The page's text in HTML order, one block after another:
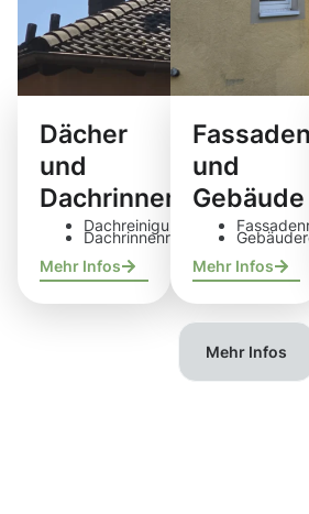
Dächer
und
Dachrinnen
Dachreinigung
Dachrinnenreinigung
Mehr Infos
Fassaden
und
Gebäude
Mehr Infos
Mehr Infos